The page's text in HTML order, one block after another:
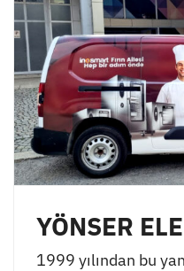
YÖNSER
1999 yılından bu